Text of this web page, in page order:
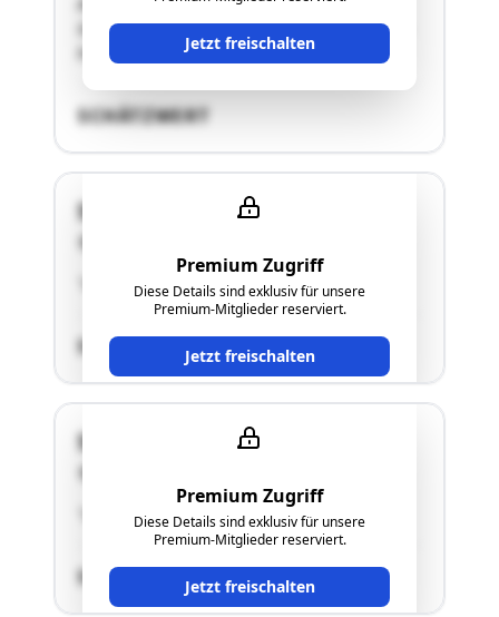
Jetzt freischalten
Grundstück steigt leicht von Westen nach Osten
hin …"
SCHÄTZWERT
Premium Zugriff
Diese Details sind exklusiv für unsere
Premium-Mitglieder reserviert.
Jetzt freischalten
Steinberg 207a, b
"siehe Langgutachten"
SCHÄTZWERT
Premium Zugriff
Diese Details sind exklusiv für unsere
Premium-Mitglieder reserviert.
Jetzt freischalten
Steinberg 207a, b
"siehe Langgutachten"
SCHÄTZWERT